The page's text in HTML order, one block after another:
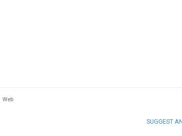
Web
SUGGEST